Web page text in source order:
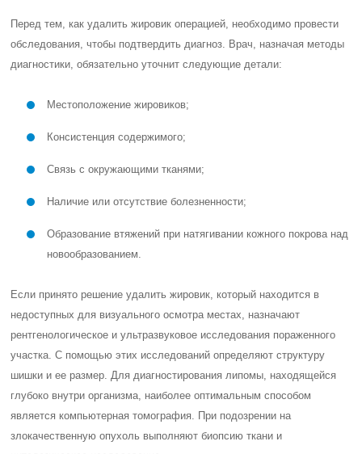
Перед тем, как удалить жировик операцией, необходимо провести
обследования, чтобы подтвердить диагноз. Врач, назначая методы
диагностики, обязательно уточнит следующие детали:
Местоположение жировиков;
Консистенция содержимого;
Связь с окружающими тканями;
Наличие или отсутствие болезненности;
Образование втяжений при натягивании кожного покрова над
новообразованием.
Если принято решение удалить жировик, который находится в
недоступных для визуального осмотра местах, назначают
рентгенологическое и ультразвуковое исследования пораженного
участка. С помощью этих исследований определяют структуру
шишки и ее размер. Для диагностирования липомы, находящейся
глубоко внутри организма, наиболее оптимальным способом
является компьютерная томография. При подозрении на
злокачественную опухоль выполняют биопсию ткани и